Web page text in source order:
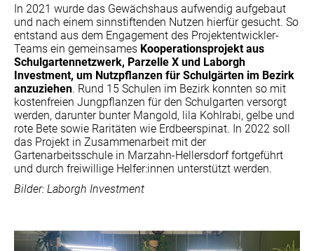
In 2021 wurde das Gewächshaus aufwendig aufgebaut
und nach einem sinnstiftenden Nutzen hierfür gesucht. So
entstand aus dem Engagement des Projektentwickler-
Teams ein gemeinsames Kooperationsprojekt aus
Schulgartennetzwerk, Parzelle X und Laborgh
Investment, um Nutzpflanzen für Schulgärten im Bezirk
anzuziehen. Rund 15 Schulen im Bezirk konnten so mit
kostenfreien Jungpflanzen für den Schulgarten versorgt
werden, darunter bunter Mangold, lila Kohlrabi, gelbe und
rote Bete sowie Raritäten wie Erdbeerspinat. In 2022 soll
das Projekt in Zusammenarbeit mit der
Gartenarbeitsschule in Marzahn-Hellersdorf fortgeführt
und durch freiwillige Helfer:innen unterstützt werden.
Bilder: Laborgh Investment